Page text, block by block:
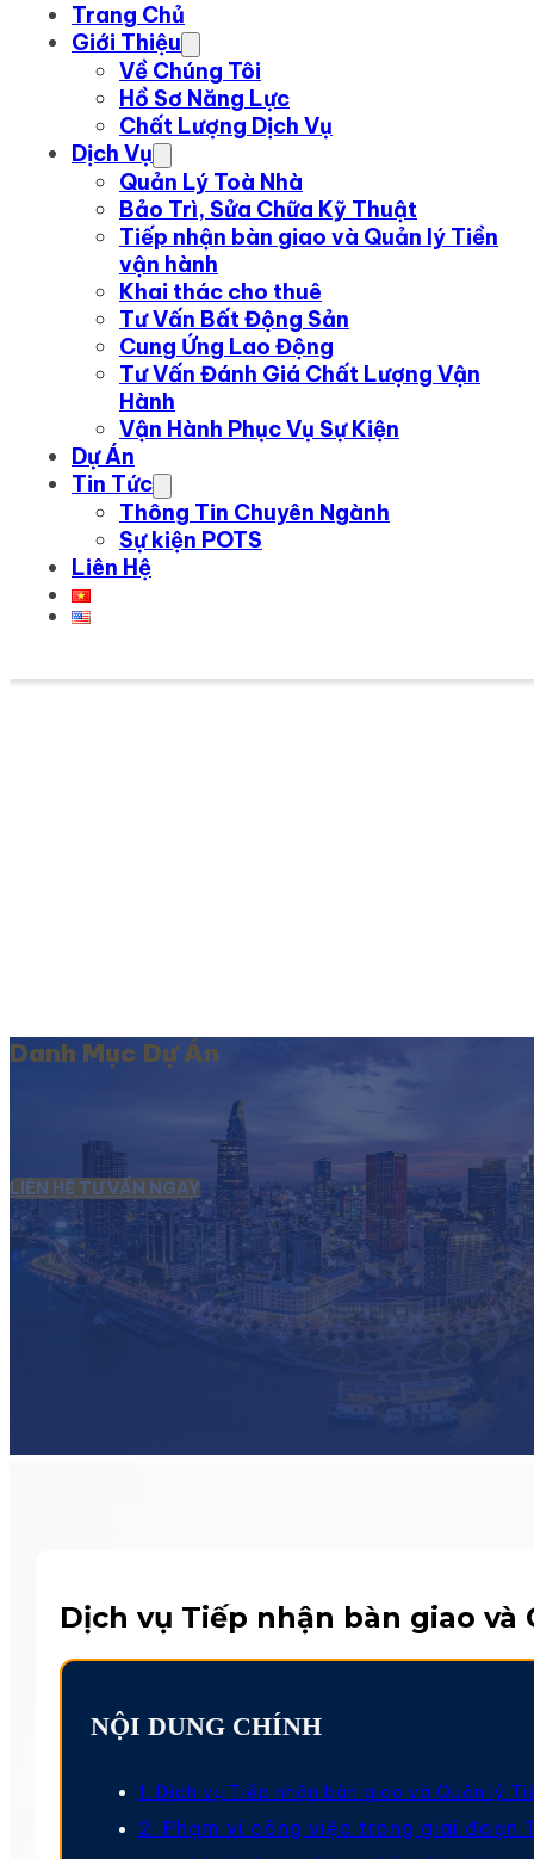
Trang Chủ
Giới Thiệu
Về Chúng Tôi
Hồ Sơ Năng Lực
Chất Lượng Dịch Vụ
Dịch Vụ
Quản Lý Toà Nhà
Bảo Trì, Sửa Chữa Kỹ Thuật
Tiếp nhận bàn giao và Quản lý Tiền
vận hành
Khai thác cho thuê
Tư Vấn Bất Động Sản
Cung Ứng Lao Động
Tư Vấn Đánh Giá Chất Lượng Vận
Hành
Vận Hành Phục Vụ Sự Kiện
Dự Án
Tin Tức
Thông Tin Chuyên Ngành
Sự kiện POTS
Liên Hệ
Danh Mục Dự Án
LIÊN HỆ TƯ VẤN NGAY
Dịch vụ Tiếp nhận bàn giao và
NỘI DUNG CHÍNH
1. Dịch vụ Tiếp nhận bàn giao và Quản lý
2. Phạm vi công việc trong giai đoạn